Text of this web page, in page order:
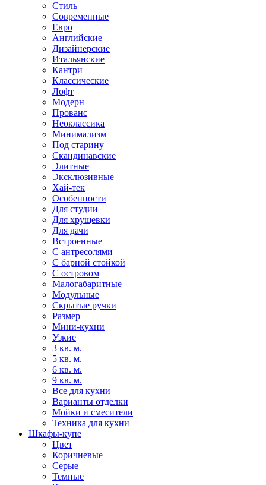
Стиль
Современные
Евро
Английские
Дизайнерские
Итальянские
Кантри
Классические
Лофт
Модерн
Прованс
Неоклассика
Минимализм
Под старину
Скандинавские
Элитные
Эксклюзивные
Хай-тек
Особенности
Для студии
Для хрущевки
Для дачи
Встроенные
С антресолями
С барной стойкой
С островом
Малогабаритные
Модульные
Скрытые ручки
Размер
Мини-кухни
Узкие
3 кв. м.
5 кв. м.
6 кв. м.
9 кв. м.
Все для кухни
Варианты отделки
Мойки и смесители
Техника для кухни
Шкафы-купе
Цвет
Коричневые
Серые
Темные